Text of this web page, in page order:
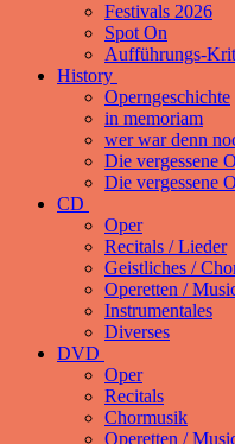
Festivals 2026
Spot On
Aufführungs-
History
Operngeschichte
in memoriam
wer war denn
Die vergessene
Die vergessene
CD
Oper
Recitals / Lieder
Geistliches /
Operetten /
Instrumentales
Diverses
DVD
Oper
Recitals
Chormusik
Operetten /